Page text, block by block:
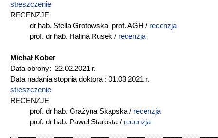
streszczenie
RECENZJE
dr hab. Stella Grotowska, prof. AGH / recenzja
prof. dr hab. Halina Rusek / recenzja
Michał Kober
Data obrony: 22.02.2021 r.
Data nadania stopnia doktora : 01.03.2021 r.
streszczenie
RECENZJE
prof. dr hab. Grażyna Skąpska / recenzja
prof. dr hab. Paweł Starosta / recenzja